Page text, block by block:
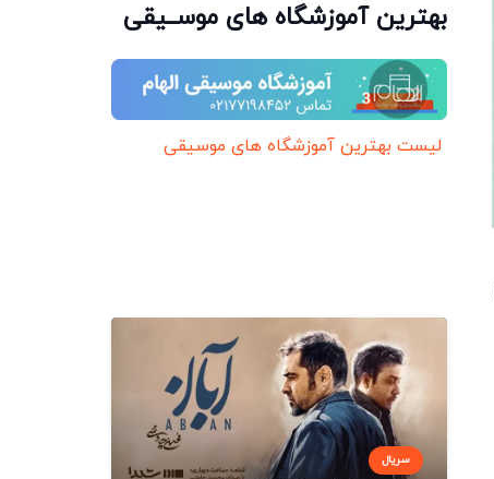
بهترین آموزشگاه های موســیقی
لیست بهترین آموزشگاه های موسیقی
سریال